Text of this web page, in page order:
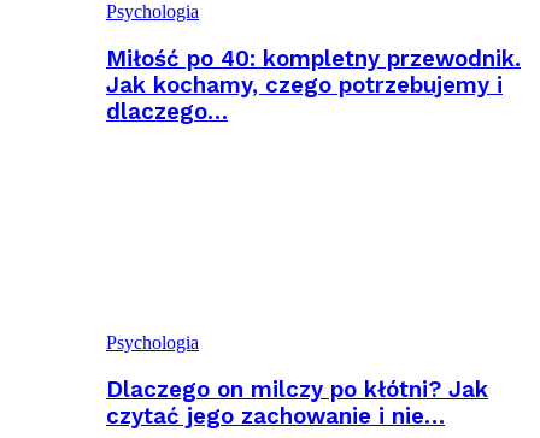
Psychologia
Miłość po 40: kompletny przewodnik.
Jak kochamy, czego potrzebujemy i
dlaczego…
Psychologia
Dlaczego on milczy po kłótni? Jak
czytać jego zachowanie i nie…